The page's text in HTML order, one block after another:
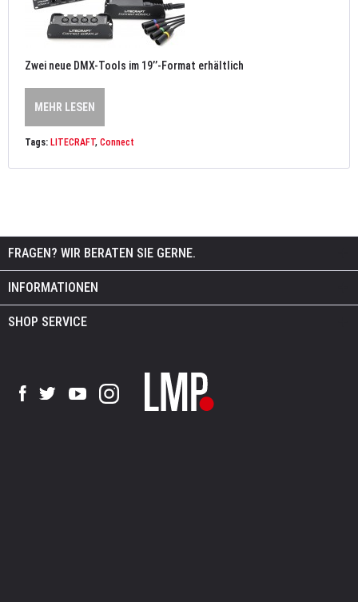
Zwei neue DMX-Tools im 19’’-Format erhältlich
MEHR LESEN
Tags: LITECRAFT, Connect
FRAGEN? WIR BERATEN SIE GERNE.
INFORMATIONEN
SHOP SERVICE